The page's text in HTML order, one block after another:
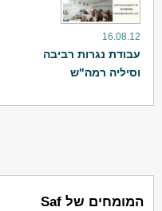
16.08.12
עבודת נגרות רביבה
וסיליה רמה"ש
המומחים של Saf